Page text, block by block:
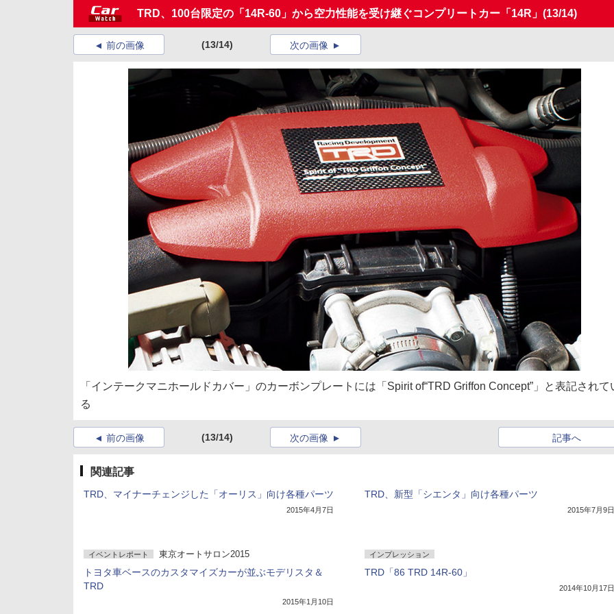
TRD、100台限定の「14R-60」から空力性能を受け継ぐコンプリートカー「14R」 (13/14)
前の画像 (13/14) 次の画像
「インテークマニホールドカバー」のカーボンプレートには「Spirit of“TRD Griffon Concept”」と表記されて
る
前の画像 (13/14) 記事へ
次の画像
関連記事
TRD、マイナーチェンジした「オーリス」向け各種パーツ
2015年4月7日
TRD、新型「シエンタ」向け各種パーツ
2015年7月9日
イベントレポート 東京オートサロン2015
トヨタ車ベースのカスタマイズカーが並ぶモデリスタ＆
TRD
2015年1月10日
インプレッション
TRD「86 TRD 14R-60」
2014年10月17日